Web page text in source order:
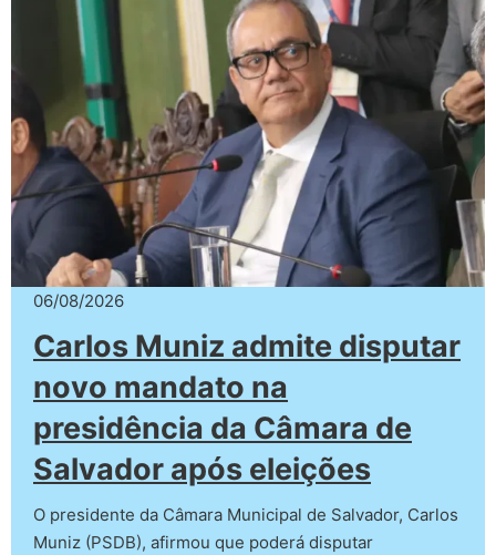
06/08/2026
Carlos Muniz admite disputar
novo mandato na
presidência da Câmara de
Salvador após eleições
O presidente da Câmara Municipal de Salvador, Carlos
Muniz (PSDB), afirmou que poderá disputar